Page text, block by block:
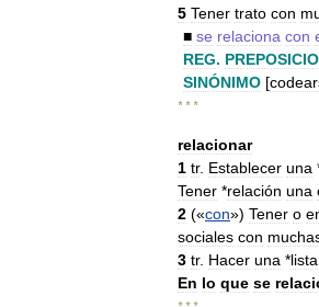
5 Tener trato con
■ se relaciona con
REG.
SINÓNIMO [
* * *
relacionar
1 tr. Establecer una
Tener *relación una
2 («con») Tener o
sociales con
3 tr. Hacer una *lista
En lo que se